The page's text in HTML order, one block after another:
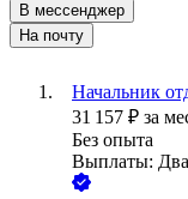
В мессенджер
На почту
Начальник
31 157 ₽ за
Без опыта
Выплаты: Два